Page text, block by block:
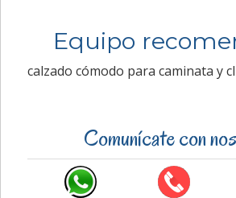
Equipo
calzado cómodo para caminata y
Comunícate con